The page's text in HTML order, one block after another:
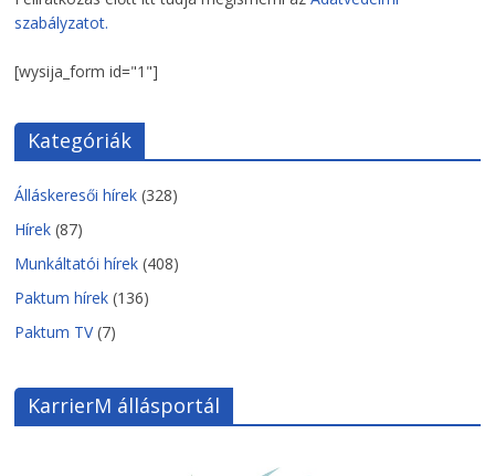
szabályzatot.
[wysija_form id="1"]
Kategóriák
Álláskeresői hírek (328)
Hírek (87)
Munkáltatói hírek (408)
Paktum hírek (136)
Paktum TV(7)
KarrierM állásportál